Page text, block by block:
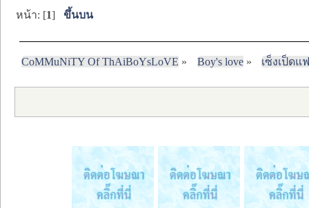
หน้า: [1]ขึ้นบน
CoMMuNiTY Of ThAiBoYsLoVE » Boy's love» เซ็งเป็ด